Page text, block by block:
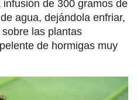
infusión de 300 gramos de
agua, dejándola enfriar,
las plantas
de hormigas muy